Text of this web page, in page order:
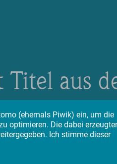
aus
von
(ehemals Piwik) ein, um die
optimieren. Die dabei
Ich stimme dieser